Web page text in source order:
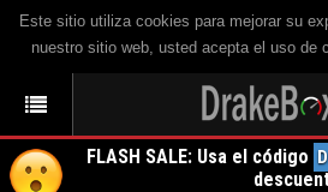
Este sitio utiliza cookies para mejorar su
nuestro sitio web, usted acepta el uso de
FLASH SALE: Usa el código